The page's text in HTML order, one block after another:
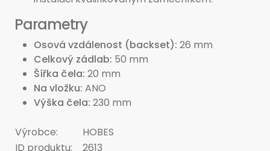
Parametry
Osová vzdálenost (backset) 26 mm
Celkový zádlab 50 mm
Šířka čela 20 mm
Na vložku ANO
Výška čela 230 mm
Výrobce:
HOBES
ID produktu:
2613